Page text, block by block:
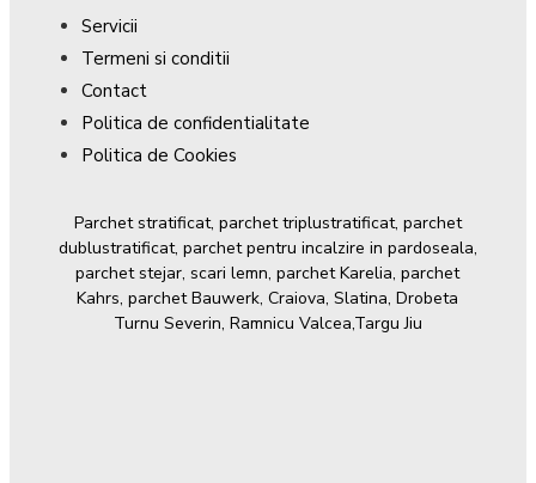
Servicii
Termeni si conditii
Contact
Politica de confidentialitate
Politica de Cookies
Parchet stratificat, parchet triplustratificat, parchet
dublustratificat, parchet pentru incalzire in pardoseala,
parchet stejar, scari lemn, parchet Karelia, parchet
Kahrs, parchet Bauwerk, Craiova, Slatina, Drobeta
Turnu Severin, Ramnicu Valcea,Targu Jiu